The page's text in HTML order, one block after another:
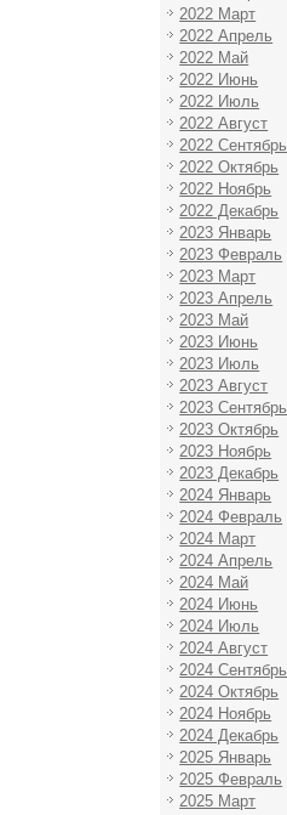
2022 Март
2022 Апрель
2022 Май
2022 Июнь
2022 Июль
2022 Август
2022 Сентябрь
2022 Октябрь
2022 Ноябрь
2022 Декабрь
2023 Январь
2023 Февраль
2023 Март
2023 Апрель
2023 Май
2023 Июнь
2023 Июль
2023 Август
2023 Сентябрь
2023 Октябрь
2023 Ноябрь
2023 Декабрь
2024 Январь
2024 Февраль
2024 Март
2024 Апрель
2024 Май
2024 Июнь
2024 Июль
2024 Август
2024 Сентябрь
2024 Октябрь
2024 Ноябрь
2024 Декабрь
2025 Январь
2025 Февраль
2025 Март